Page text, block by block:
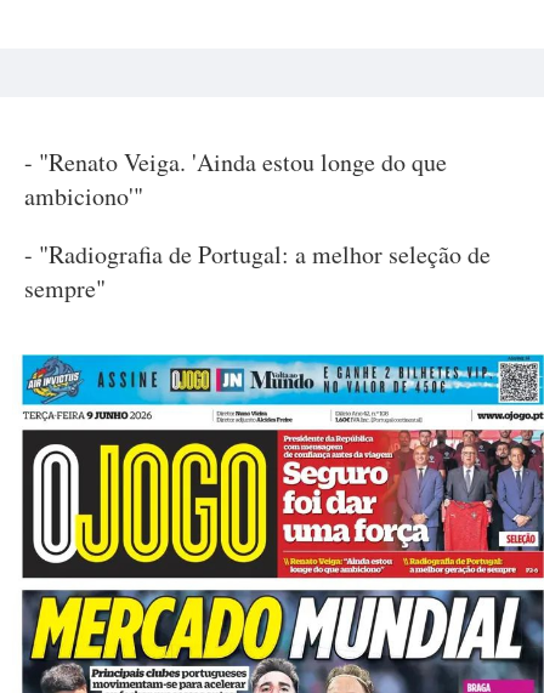
- "Renato Veiga. 'Ainda estou longe do que
ambiciono'"
- "Radiografia de Portugal: a melhor seleção de
sempre"